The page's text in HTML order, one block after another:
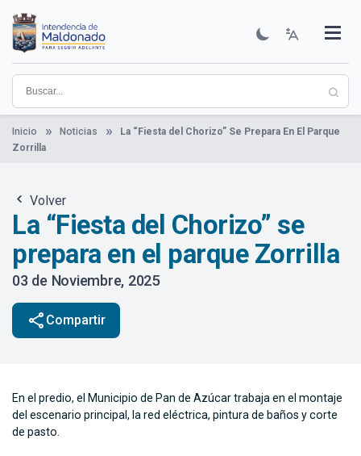
contenido
principal
Institucional
Municipios
Descubre Maldonado
Comunicación
Servicios
Guía De Trámites
Ver Noticias
Inicio Noticias
La “Fiesta del Chorizo” Se Prepara En El Parque
Zorrilla
Volver
La “Fiesta del Chorizo” se
prepara en el parque Zorrilla
03 de Noviembre, 2025
share Compartir
En el predio, el Municipio de Pan de Azúcar trabaja en el montaje
del escenario principal, la red eléctrica, pintura de baños y corte
de pasto.